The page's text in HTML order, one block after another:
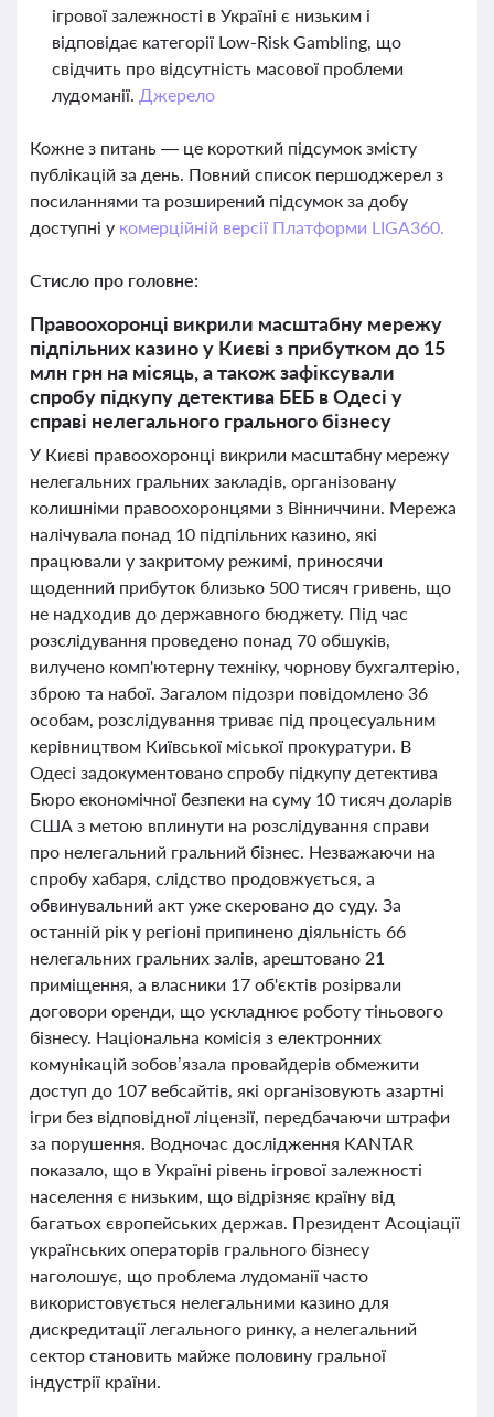
ігрової залежності в Україні є низьким і
відповідає категорії Low-Risk Gambling, що
свідчить про відсутність масової проблеми
лудоманії. Джерело
Кожне з питань — це короткий підсумок змісту
публікацій за день. Повний список першоджерел з
посиланнями та розширений підсумок за добу
доступні у комерційній версії Платформи LIGA360.
Стисло про головне:
Правоохоронці викрили масштабну мережу
підпільних казино у Києві з прибутком до 15
млн грн на місяць, а також зафіксували
спробу підкупу детектива БЕБ в Одесі у
справі нелегального грального бізнесу
У Києві правоохоронці викрили масштабну мережу
нелегальних гральних закладів, організовану
колишніми правоохоронцями з Вінниччини. Мережа
налічувала понад 10 підпільних казино, які
працювали у закритому режимі, приносячи
щоденний прибуток близько 500 тисяч гривень, що
не надходив до державного бюджету. Під час
розслідування проведено понад 70 обшуків,
вилучено комп'ютерну техніку, чорнову бухгалтерію,
зброю та набої. Загалом підозри повідомлено 36
особам, розслідування триває під процесуальним
керівництвом Київської міської прокуратури. В
Одесі задокументовано спробу підкупу детектива
Бюро економічної безпеки на суму 10 тисяч доларів
США з метою вплинути на розслідування справи
про нелегальний гральний бізнес. Незважаючи на
спробу хабаря, слідство продовжується, а
обвинувальний акт уже скеровано до суду. За
останній рік у регіоні припинено діяльність 66
нелегальних гральних залів, арештовано 21
приміщення, а власники 17 об'єктів розірвали
договори оренди, що ускладнює роботу тіньового
бізнесу. Національна комісія з електронних
комунікацій зобов’язала провайдерів обмежити
доступ до 107 вебсайтів, які організовують азартні
ігри без відповідної ліцензії, передбачаючи штрафи
за порушення. Водночас дослідження KANTAR
показало, що в Україні рівень ігрової залежності
населення є низьким, що відрізняє країну від
багатьох європейських держав. Президент Асоціації
українських операторів грального бізнесу
наголошує, що проблема лудоманії часто
використовується нелегальними казино для
дискредитації легального ринку, а нелегальний
сектор становить майже половину гральної
індустрії країни.